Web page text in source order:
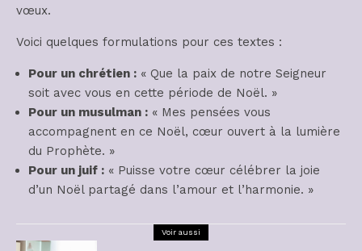
vœux.
Voici quelques formulations pour ces textes :
Pour un chrétien : « Que la paix de notre Seigneur
soit avec vous en cette période de Noël. »
Pour un musulman : « Mes pensées vous
accompagnent en ce Noël, cœur ouvert à la lumière
du Prophète. »
Pour un juif : « Puisse votre cœur célébrer la joie
d’un Noël partagé dans l’amour et l’harmonie. »
Voir aussi